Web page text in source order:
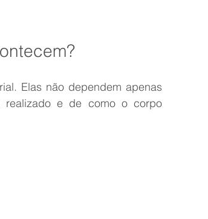
Elas não dependem apenas
realizado e de como o corpo